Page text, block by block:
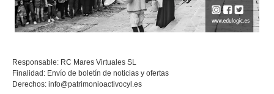
Responsable: RC Mares Virtuales SL
Finalidad: Envío de boletín de noticias y ofertas
Derechos: info@patrimonioactivocyl.es